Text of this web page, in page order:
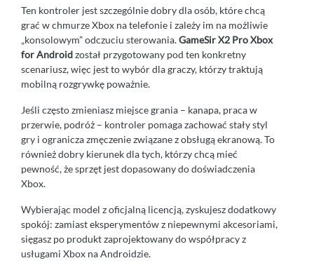
Ten kontroler jest szczególnie dobry dla osób, które chcą
grać w chmurze Xbox na telefonie i zależy im na możliwie
„konsolowym” odczuciu sterowania.GameSir X2 Pro Xbox
for Androidzostał przygotowany pod ten konkretny
scenariusz, więc jest to wybór dla graczy, którzy traktują
mobilną rozgrywkę poważnie.
Jeśli często zmieniasz miejsce grania – kanapa, praca w
przerwie, podróż – kontroler pomaga zachować stały styl
gry i ogranicza zmęczenie związane z obsługą ekranową. To
również dobry kierunek dla tych, którzy chcą mieć
pewność, że sprzęt jest dopasowany do doświadczenia
Xbox.
Wybierając model z oficjalną licencją, zyskujesz dodatkowy
spokój: zamiast eksperymentów z niepewnymi akcesoriami,
sięgasz po produkt zaprojektowany do współpracy z
usługami Xbox na Androidzie.